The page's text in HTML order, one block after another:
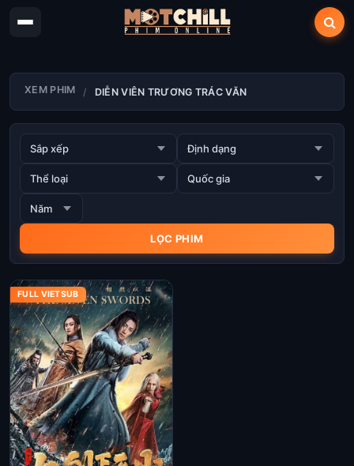
XEM PHIM DIỄN VIÊN TRƯƠNG TRÁC VĂN
FULL VIETSUB